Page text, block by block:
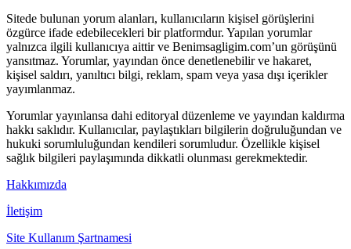
Sitede bulunan yorum alanları, kullanıcıların kişisel görüşlerini
özgürce ifade edebilecekleri bir platformdur. Yapılan yorumlar
yalnızca ilgili kullanıcıya aittir ve Benimsagligim.com’un görüşünü
yansıtmaz. Yorumlar, yayından önce denetlenebilir ve hakaret,
kişisel saldırı, yanıltıcı bilgi, reklam, spam veya yasa dışı içerikler
yayımlanmaz.
Yorumlar yayınlansa dahi editoryal düzenleme ve yayından kaldırma
hakkı saklıdır. Kullanıcılar, paylaştıkları bilgilerin doğruluğundan ve
hukuki sorumluluğundan kendileri sorumludur. Özellikle kişisel
sağlık bilgileri paylaşımında dikkatli olunması gerekmektedir.
Hakkımızda
İletişim
Site Kullanım Şartnamesi